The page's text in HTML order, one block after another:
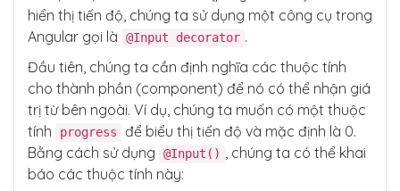
hiển thị tiến độ, chúng ta sử dụng một công cụ trong
Angular gọi là
@Input decorator .
Đầu tiên, chúng ta cần định nghĩa các thuộc tính
cho thành phần (component) để nó có thể nhận giá
trị từ bên ngoài. Ví dụ, chúng ta muốn có một thuộc
tính
progress
để biểu thị tiến độ và mặc định là 0.
Bằng cách sử dụng
@Input()
, chúng ta có thể khai
báo các thuộc tính này: